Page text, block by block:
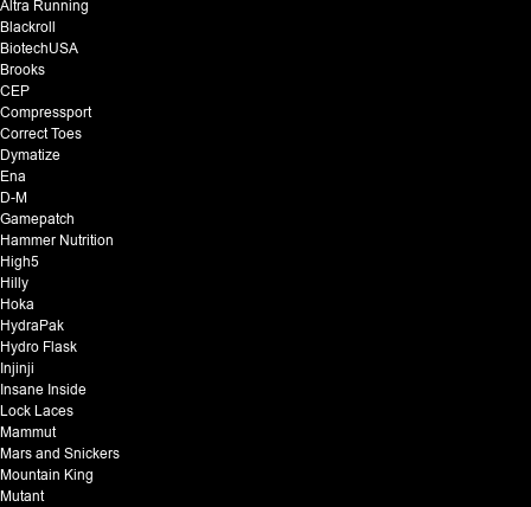
Altra Running
Blackroll
BiotechUSA
Brooks
CEP
Compressport
Correct Toes
Dymatize
Ena
D-M
Gamepatch
Hammer Nutrition
High5
Hilly
Hoka
HydraPak
Hydro Flask
Injinji
Insane Inside
Lock Laces
Mammut
Mars and Snickers
Mountain King
Mutant